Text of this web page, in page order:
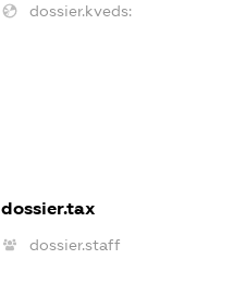
dossier.kveds:
dossier.tax
dossier.staff